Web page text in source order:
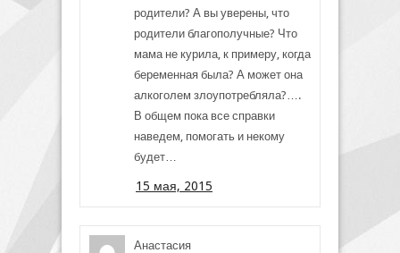
родители? А вы уверены, что
родители благополучные? Что
мама не курила, к примеру, когда
беременная была? А может она
алкоголем злоупотребляла?….
В общем пока все справки
наведем, помогать и некому
будет…
15 мая, 2015
Анастасия